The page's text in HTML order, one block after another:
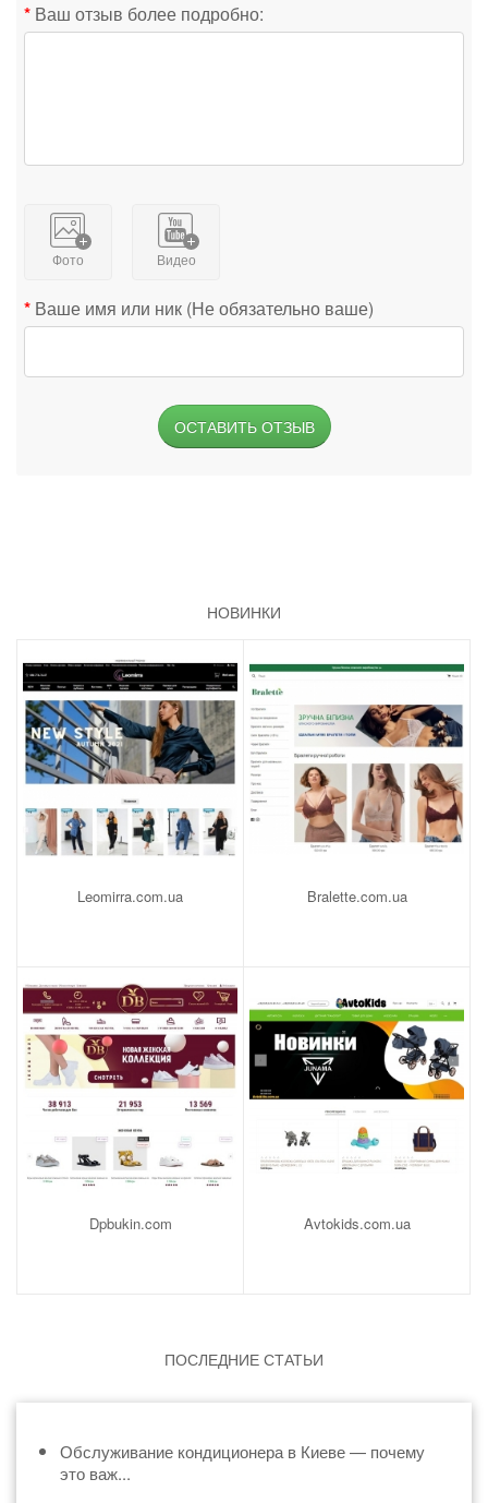
Ваш отзыв более подробно:
Фото Видео
Ваше имя или ник (Не обязательно ваше)
ОСТАВИТЬ ОТЗЫВ
НОВИНКИ
Leomirra.com.ua Bralette.com.ua
Dpbukin.com Avtokids.com.ua
ПОСЛЕДНИЕ СТАТЬИ
Обслуживание кондиционера в Киеве — почему
это важ...